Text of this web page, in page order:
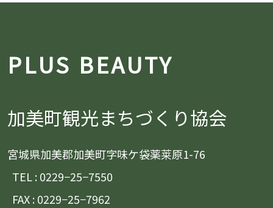
PLUS BEAUTY
加美町観光まちづくり協会
宮城県加美郡加美町字味ケ袋薬莱原1-76
TEL : 0229−25−7550
FAX : 0229−25−7962